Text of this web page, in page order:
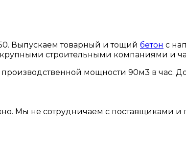
Выпускаем товарный и тощий бетон с
строительными компаниями и
мощности 90м3 в час.
Мы не сотрудничаем с поставщиками